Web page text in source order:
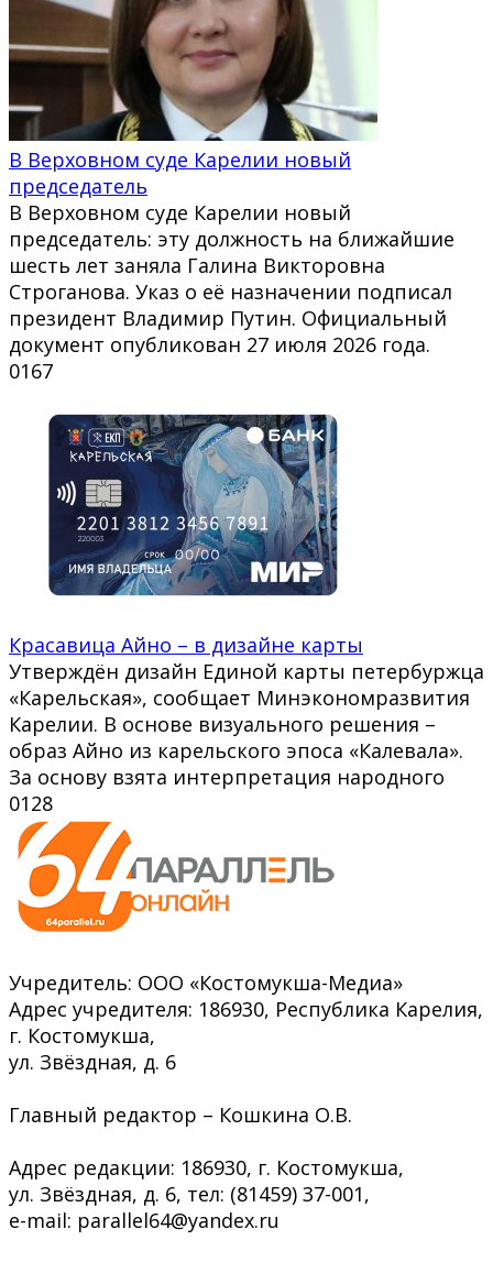
В Верховном суде Карелии новый
председатель
В Верховном суде Карелии новый
председатель: эту должность на ближайшие
шесть лет заняла Галина Викторовна
Строганова. Указ о её назначении подписал
президент Владимир Путин. Официальный
документ опубликован 27 июля 2026 года.
0167
Красавица Айно – в дизайне карты
Утверждён дизайн Единой карты петербуржца
«Карельская», сообщает Минэкономразвития
Карелии. В основе визуального решения –
образ Айно из карельского эпоса «Калевала».
За основу взята интерпретация народного
0128
Учредитель: ООО «Костомукша-Медиа»
Адрес учредителя: 186930, Республика Карелия,
г. Костомукша,
ул. Звёздная, д. 6
Главный редактор – Кошкина О.В.
Адрес редакции: 186930, г. Костомукша,
ул. Звёздная, д. 6, тел: (81459) 37-001,
e-mail: parallel64@yandex.ru